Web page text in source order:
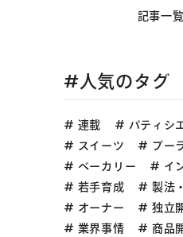
記事一
#人気のタグ
連載 パティシ
スイーツ
ブー
ベーカリー
イ
若手育成
製法
オーナー
独立
業界事情
商品